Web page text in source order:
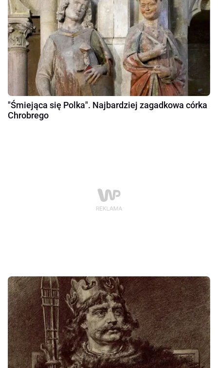
"Śmiejąca się Polka". Najbardziej zagadkowa córka
Chrobrego